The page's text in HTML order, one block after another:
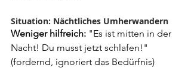
Situation: Nächtliches Umherwandern
Weniger hilfreich: "Es ist mitten in der
Nacht! Du musst jetzt schlafen!"
(fordernd, ignoriert das Bedürfnis)